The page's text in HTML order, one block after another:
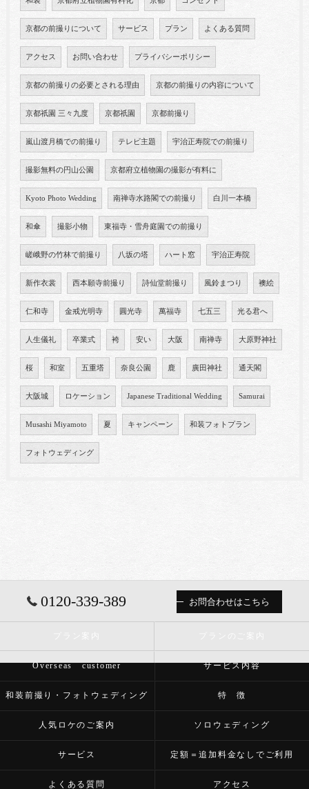
京都の前撮りについて サービス プラン よくある質問
アクセス お問い合わせ プライバシーポリシー
京都の前撮りの必要とされる理由 京都の前撮りの内容について
京都祇園 三々九度 京都祇園 京都前撮り
嵐山渡月橋での前撮り テレビ主題 宇治正寿院での前撮り
撮影無料の円山公園 京都府立植物園の撮影が有料に
Kyoto Photo Wedding 南禅寺水路閣での前撮り 白川一本橋
和傘 撮影小物 東福寺・雪舟庭園での前撮り
嵯峨野の竹林で前撮り 八坂の塔 ハート窓 宇治正寿院
新作衣裳 西本願寺前撮り 詩仙堂前撮り 風鈴まつり 襖絵
仁和寺 金戒光明寺 圓光寺 萬福寺 七五三 光る君へ
人生儀礼 卒業式 袴 安い 大阪 南禅寺 大原野神社
桜 和室 五重塔 奈良公園 鹿 廣田神社 通天閣
大阪城 ロケーション Japanese Traditional Wedding Samurai
Musashi Miyamoto 夏 キャンペーン 和装フォトプラン
フォトウェディング
0120-339-389 お問合わせはこちら
Overseas customer サービス内容
和装前撮り・フォトウェディング 特 徴
人気ロケのご案内 ソロウェディング
サービス 定額＝追加料金なしでご利用
よくある質問 アクセス